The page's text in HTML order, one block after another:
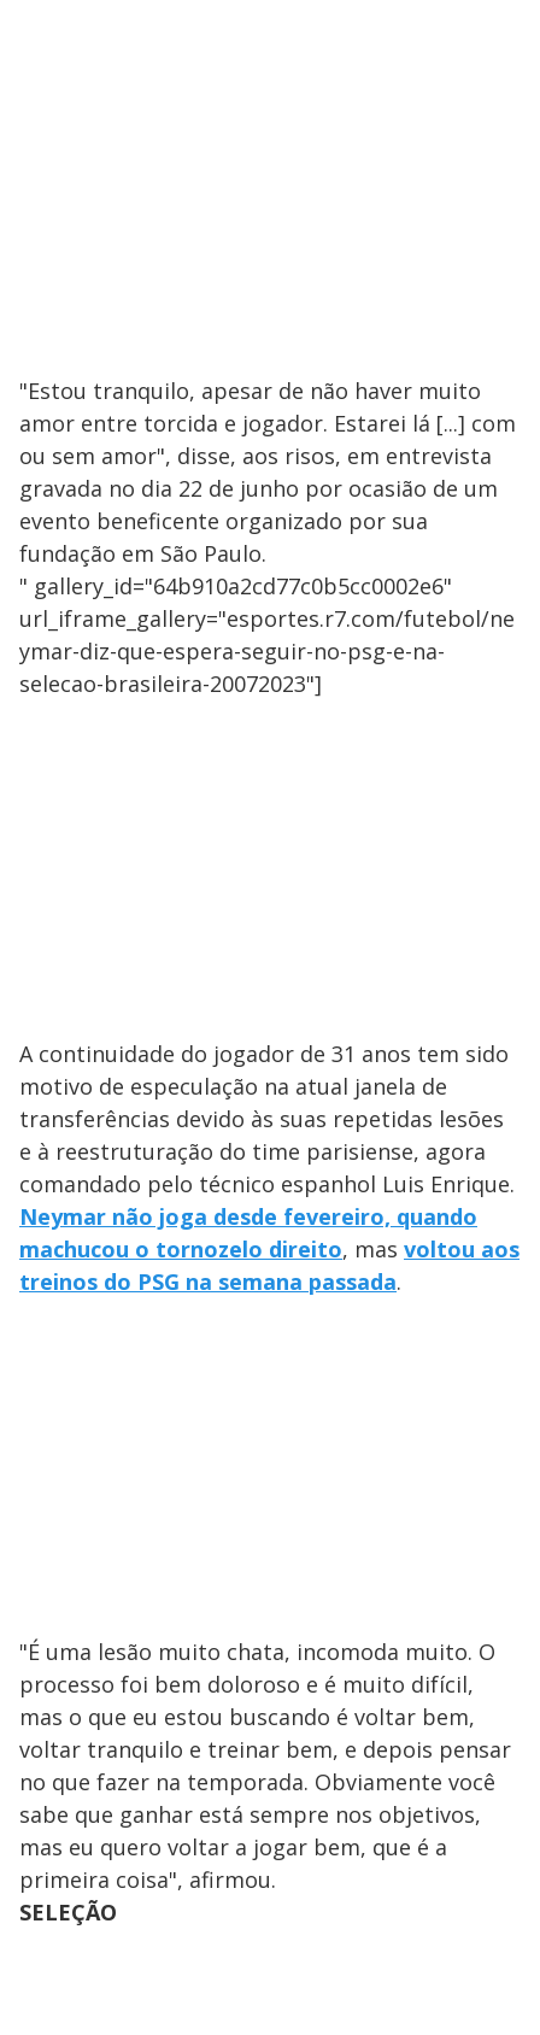
"Estou tranquilo, apesar de não haver muito
amor entre torcida e jogador. Estarei lá [...] com
ou sem amor", disse, aos risos, em entrevista
gravada no dia 22 de junho por ocasião de um
evento beneficente organizado por sua
fundação em São Paulo.
" gallery_id="64b910a2cd77c0b5cc0002e6"
url_iframe_gallery="esportes.r7.com/futebol/ne
ymar-diz-que-espera-seguir-no-psg-e-na-
selecao-brasileira-20072023"]
A continuidade do jogador de 31 anos tem sido
motivo de especulação na atual janela de
transferências devido às suas repetidas lesões
e à reestruturação do time parisiense, agora
comandado pelo técnico espanhol Luis Enrique.
Neymar não joga desde fevereiro, quando
machucou o tornozelo direito, mas voltou aos
treinos do PSG na semana passada.
"É uma lesão muito chata, incomoda muito. O
processo foi bem doloroso e é muito difícil,
mas o que eu estou buscando é voltar bem,
voltar tranquilo e treinar bem, e depois pensar
no que fazer na temporada. Obviamente você
sabe que ganhar está sempre nos objetivos,
mas eu quero voltar a jogar bem, que é a
primeira coisa", afirmou.
SELEÇÃO